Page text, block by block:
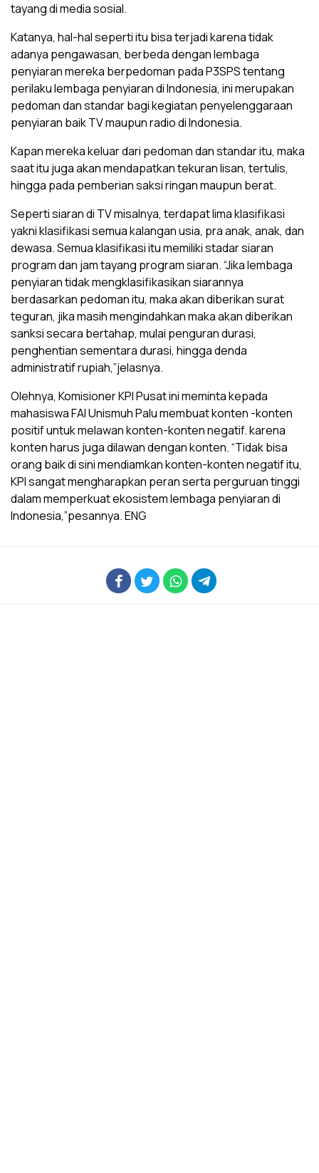
tayang di media sosial.
Katanya, hal-hal seperti itu bisa terjadi karena tidak
adanya pengawasan, berbeda dengan lembaga
penyiaran mereka berpedoman pada P3SPS tentang
perilaku lembaga penyiaran di Indonesia, ini merupakan
pedoman dan standar bagi kegiatan penyelenggaraan
penyiaran baik TV maupun radio di Indonesia.
Kapan mereka keluar dari pedoman dan standar itu, maka
saat itu juga akan mendapatkan tekuran lisan, tertulis,
hingga pada pemberian saksi ringan maupun berat.
Seperti siaran di TV misalnya, terdapat lima klasifikasi
yakni klasifikasi semua kalangan usia, pra anak, anak, dan
dewasa. Semua klasifikasi itu memiliki stadar siaran
program dan jam tayang program siaran. “Jika lembaga
penyiaran tidak mengklasifikasikan siarannya
berdasarkan pedoman itu, maka akan diberikan surat
teguran, jika masih mengindahkan maka akan diberikan
sanksi secara bertahap, mulai penguran durasi,
penghentian sementara durasi, hingga denda
administratif rupiah,”jelasnya.
Olehnya, Komisioner KPI Pusat ini meminta kepada
mahasiswa FAI Unismuh Palu membuat konten -konten
positif untuk melawan konten-konten negatif. karena
konten harus juga dilawan dengan konten. “Tidak bisa
orang baik di sini mendiamkan konten-konten negatif itu,
KPI sangat mengharapkan peran serta perguruan tinggi
dalam memperkuat ekosistem lembaga penyiaran di
Indonesia,”pesannya. ENG